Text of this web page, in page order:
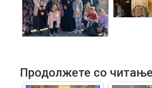
Продолжете со